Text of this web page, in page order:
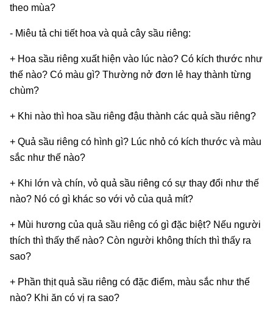
theo mùa?
- Miêu tả chi tiết hoa và quả cây sầu riêng:
+ Hoa sầu riêng xuất hiện vào lúc nào? Có kích thước như
thế nào? Có màu gì? Thường nở đơn lẻ hay thành từng
chùm?
+ Khi nào thì hoa sầu riêng đậu thành các quả sầu riêng?
+ Quả sầu riêng có hình gì? Lúc nhỏ có kích thước và màu
sắc như thế nào?
+ Khi lớn và chín, vỏ quả sầu riêng có sự thay đổi như thế
nào? Nó có gì khác so với vỏ của quả mít?
+ Mùi hương của quả sầu riêng có gì đặc biệt? Nếu người
thích thì thấy thế nào? Còn người không thích thì thấy ra
sao?
+ Phần thịt quả sầu riêng có đặc điểm, màu sắc như thế
nào? Khi ăn có vị ra sao?